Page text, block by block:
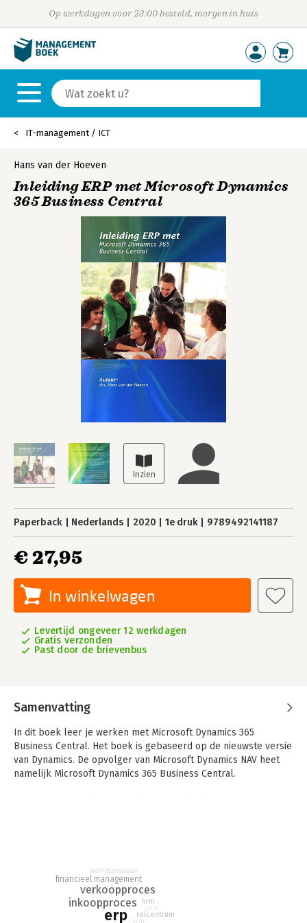
Op werkdagen voor 23:00 besteld, morgen in huis
IT-management / ICT
Hans van der Hoeven
Inleiding ERP met Microsoft Dynamics
365 Business Central
Paperback Nederlands 2020 1e druk 9789492141187
€ 27,95
In winkelwagen
Levertijd ongeveer 12 werkdagen
Gratis verzonden
Past door de brievenbus
Samenvatting
In dit boek leer je werken met Microsoft Dynamics 365
Business Central. Het boek is gebaseerd op de nieuwste versie
van Dynamics. De opvolger van Microsoft Dynamics NAV heet
namelijk Microsoft Dynamics 365 Business Central.
Het boek is niet voor een specifieke HBO-opleiding bedoeld,
maar kan worden gebruikt als een algemene inleiding voor
vrijwel elke opleiding waar ERP tot het curriculum behoort. De
auteur neemt de lezer mee langs allerhande processen van
erp
inkoopproces
verkoopproces
financieel management
rolcentrum
hrm
bedrijfsprocessen
crm
crm